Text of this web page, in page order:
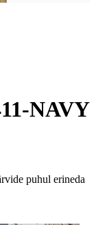
NAVY
puhul erineda